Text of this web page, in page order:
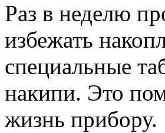
Раз в неделю
избежать
специальные
накипи. Это
жизнь прибору.